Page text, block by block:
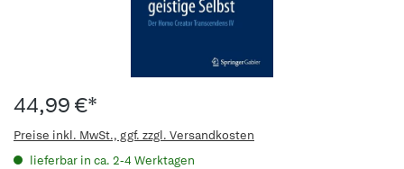
44,99 €*
Preise inkl. MwSt., ggf. zzgl. Versandkosten
lieferbar in ca. 2-4 Werktagen